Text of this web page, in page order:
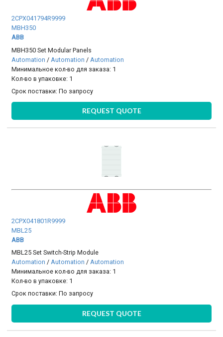
2CPX041794R9999
MBH350
ABB
MBH350 Set Modular Panels
Automation / Automation / Automation
Минимальное кол-во для заказа: 1
Кол-во в упаковке: 1
Срок поставки:По запросу
REQUEST QUOTE
2CPX041801R9999
MBL25
ABB
MBL25 Set Switch-Strip Module
Automation /Automation /Automation
Минимальное кол-во для заказа: 1
Кол-во в упаковке: 1
Срок поставки:По запросу
REQUEST QUOTE